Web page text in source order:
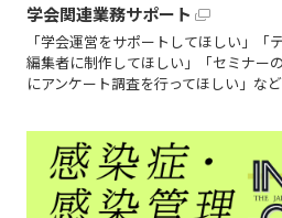
学会関連業務サポート
「学会運営をサポートしてほしい」「
編集者に制作してほしい」「セミナー
にアンケート調査を行ってほしい」な